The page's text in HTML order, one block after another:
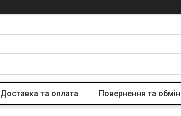
Доставка та оплата Повернення та обмін